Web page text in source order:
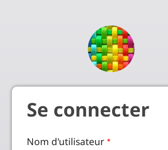
Se connecter
Nom d'utilisateur